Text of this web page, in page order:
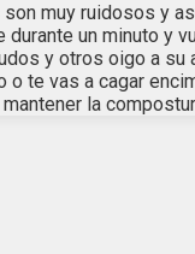
muy ruidosos y
durante un minuto y
y otros oigo a su
o te vas a cagar
la